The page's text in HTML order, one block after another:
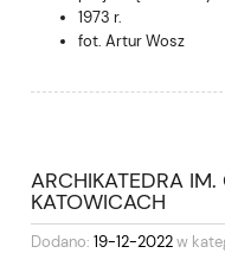
1973 r.
fot. Artur Wosz
ARCHIKATEDRA
KATOWICACH
Dodano: 19-12-2022w